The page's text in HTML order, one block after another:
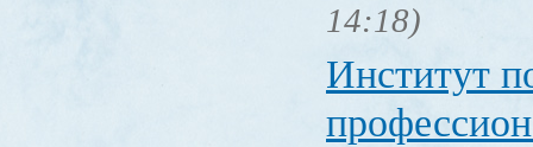
14:18)
Институт